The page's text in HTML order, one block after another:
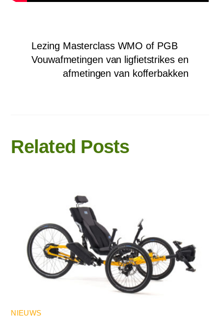
Lezing Masterclass WMO of PGB
Vouwafmetingen van ligfietstrikes en
afmetingen van kofferbakken
Related Posts
NIEUWS